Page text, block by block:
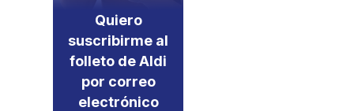
Quiero
suscribirme al
folleto de Aldi
por correo
electrónico